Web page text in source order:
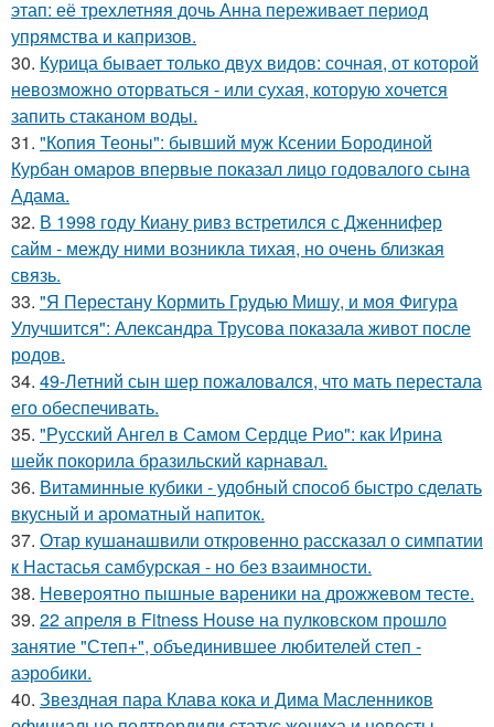
этап: её трехлетняя дочь Анна переживает период
упрямства и капризов.
30. Курица бывает только двух видов: сочная, от которой
невозможно оторваться - или сухая, которую хочется
запить стаканом воды.
31. "Копия Теоны": бывший муж Ксении Бородиной
Курбан омаров впервые показал лицо годовалого сына
Адама.
32. В 1998 году Киану ривз встретился с Дженнифер
сайм - между ними возникла тихая, но очень близкая
связь.
33. "Я Перестану Кормить Грудью Мишу, и моя Фигура
Улучшится": Александра Трусова показала живот после
родов.
34. 49-Летний сын шер пожаловался, что мать перестала
его обеспечивать.
35. "Русский Ангел в Самом Сердце Рио": как Ирина
шейк покорила бразильский карнавал.
36. Витаминные кубики - удобный способ быстро сделать
вкусный и ароматный напиток.
37. Отар кушанашвили откровенно рассказал о симпатии
к Настасья самбурская - но без взаимности.
38. Невероятно пышные вареники на дрожжевом тесте.
39. 22 апреля в Fitness House на пулковском прошло
занятие "Степ+", объединившее любителей степ -
аэробики.
40. Звездная пара Клава кока и Дима Масленников